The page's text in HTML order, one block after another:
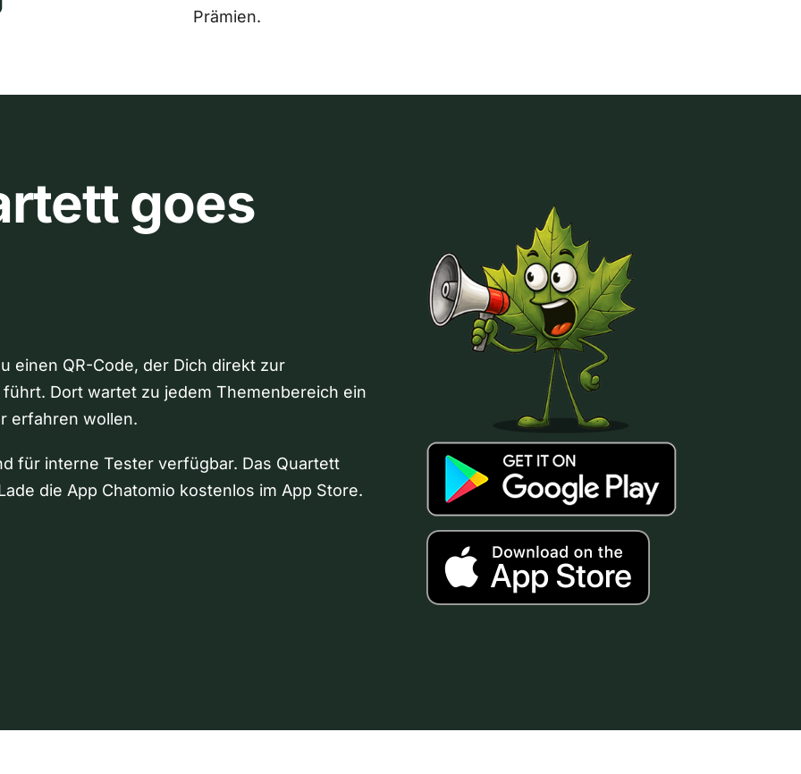
Prämien.
goes
einen QR-Code, der Dich direkt zur
Dort wartet zu jedem Themenbereich ein
erfahren wollen.
für interne Tester verfügbar. Das Quartett
die App Chatomio kostenlos im App Store.